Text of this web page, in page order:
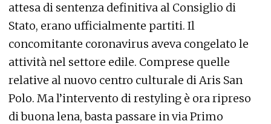
attesa di sentenza definitiva al Consiglio di
Stato, erano ufficialmente partiti. Il
concomitante coronavirus aveva congelato le
attività nel settore edile. Comprese quelle
relative al nuovo centro culturale di Aris San
Polo. Ma l’intervento di restyling è ora ripreso
di buona lena, basta passare in via Primo